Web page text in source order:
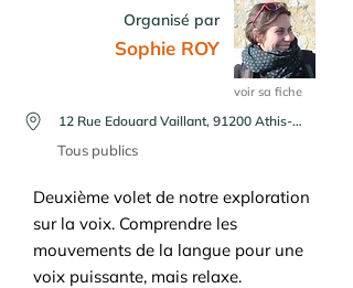
Organisé par
Sophie ROY
voir sa fiche
12 Rue Edouard Vaillant, 91200 Athis-Mons, France
Tous publics
Deuxième volet de notre exploration
sur la voix. Comprendre les
mouvements de la langue pour une
voix puissante, mais relaxe.